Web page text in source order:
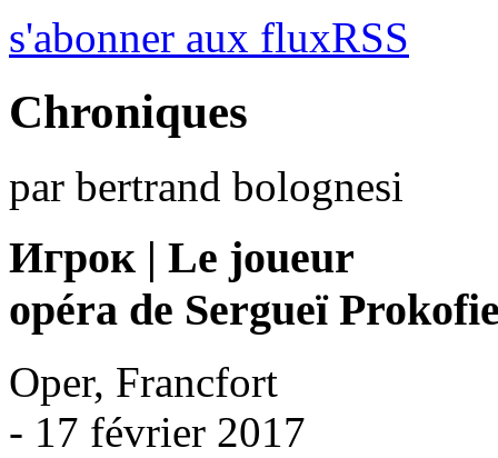
s'abonner aux fluxRSS
Chroniques
par bertrand bolognesi
Игрок | Le joueur
opéra de Sergueï
Oper, Francfort
- 17 février 2017